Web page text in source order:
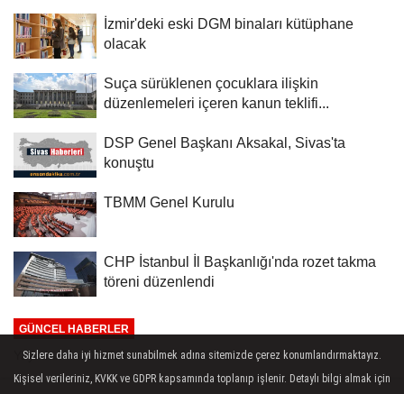
İzmir'deki eski DGM binaları kütüphane
olacak
Suça sürüklenen çocuklara ilişkin
düzenlemeleri içeren kanun teklifi...
DSP Genel Başkanı Aksakal, Sivas'ta
konuştu
TBMM Genel Kurulu
CHP İstanbul İl Başkanlığı'nda rozet takma
töreni düzenlendi
GÜNCEL HABERLER
Yayınlanma: 06 Temmuz 2026 - 23:33
Sizlere daha iyi hizmet sunabilmek adına sitemizde çerez konumlandırmaktayız.
Kişisel verileriniz, KVKK ve GDPR kapsamında toplanıp işlenir. Detaylı bilgi almak için